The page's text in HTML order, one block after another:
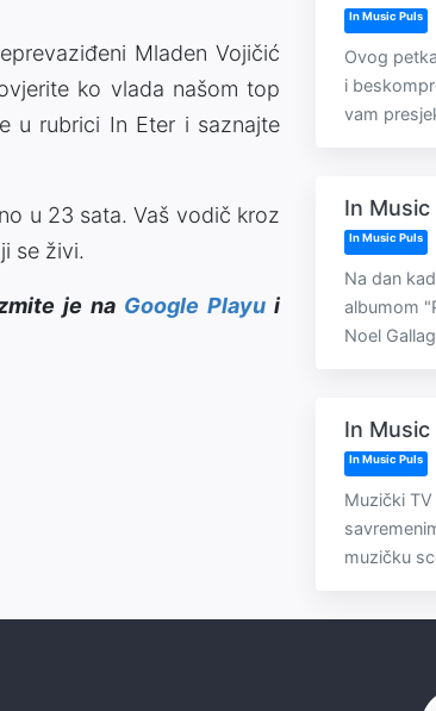
Mladen Vojičić
ko vlada našom top
u rubrici In Eter i saznajte
u 23 sata. Vaš vodič kroz
se živi.
je na Google Playui
In Music Puls
Ovog
i
vam
In
In Music Puls
Na dan
albumom
Noel
In
In Music Puls
Muzički
muzičku